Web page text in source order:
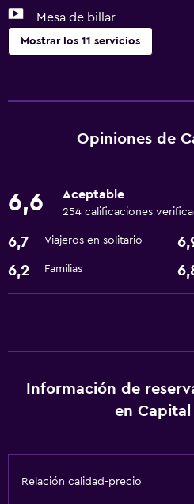
Mesa de billar
Mostrar los 11 servicios
Habitaciones para no
Wifi gratis
Sistema de entretenimiento
TV por cable o vía satélite
Comedor
Opiniones de
6,6 Aceptable
254 calificaciones
6,7 Viajeros en solitario
6,2 Familias
Información de
en Capital
Relación calidad-precio